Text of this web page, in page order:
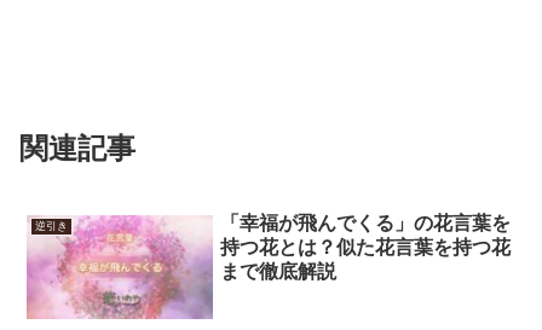
関連記事
逆引き
「幸福が飛んでくる」の花言葉を
持つ花とは？似た花言葉を持つ花
まで徹底解説